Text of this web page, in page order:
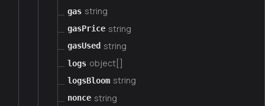
gas string
gasPrice string
gasUsed string
logs object[]
logsBloom string
nonce string